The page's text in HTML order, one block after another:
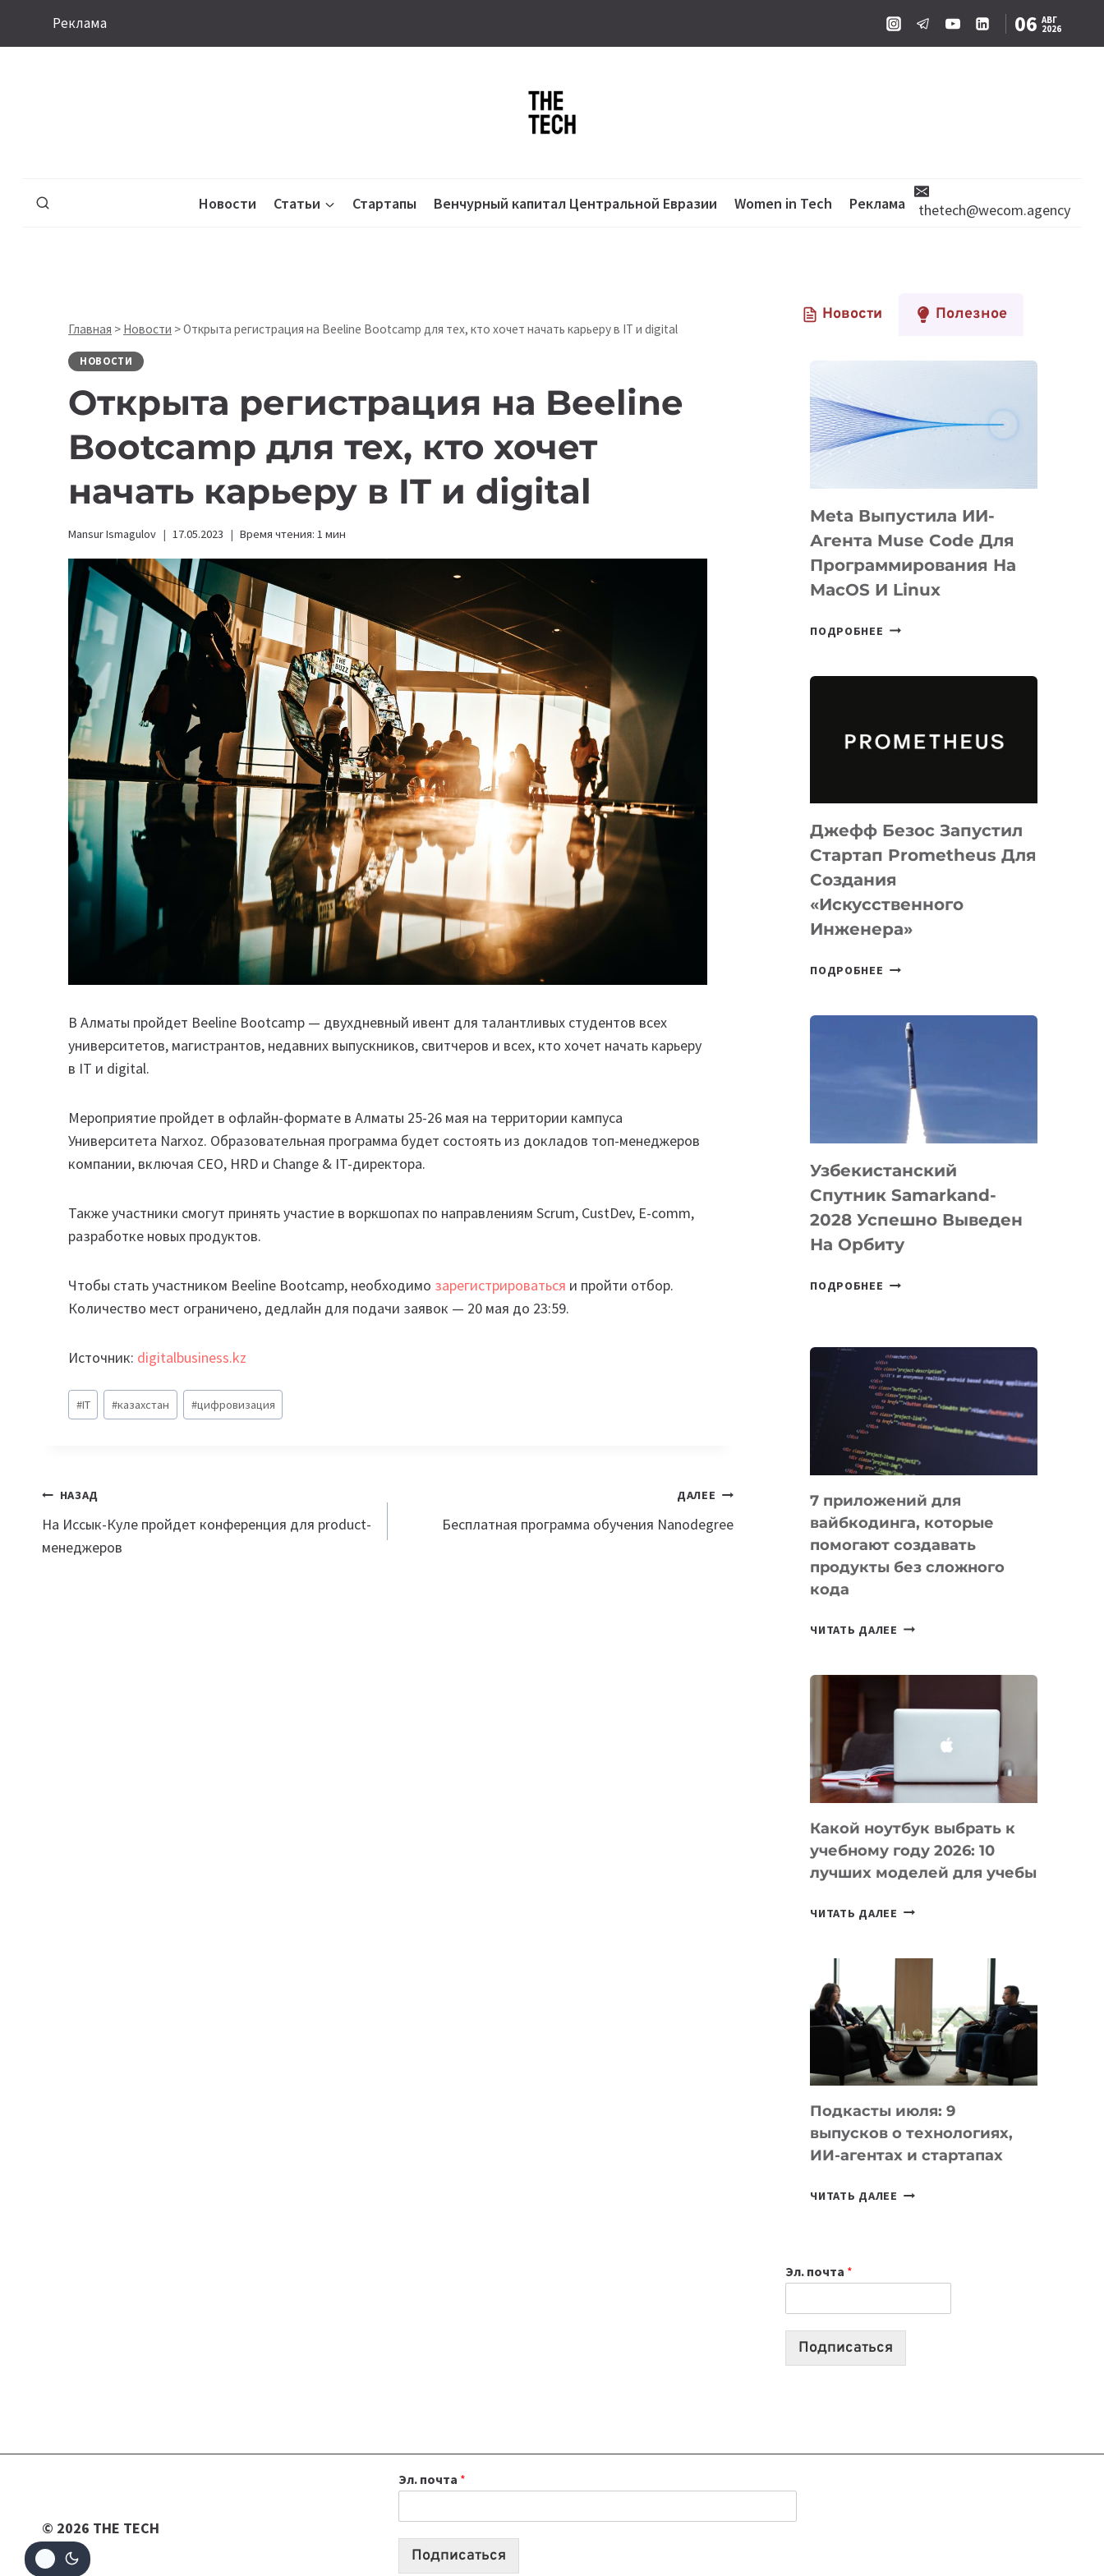
Реклама 06 АВГ
2026
Новости Статьи Стартапы Венчурный капитал Центральной Евразии Women in Tech Реклама thetech@wecom.agency
Главная > Новости >Открыта регистрация на Beeline Bootcamp для тех, кто хочет начать карьеру в IT и digital
НОВОСТИ
Открыта регистрация на Beeline
Bootcamp для тех, кто хочет
начать карьеру в IT и digital
Mansur Ismagulov 17.05.2023 Время чтения: 1 мин
В Алматы пройдет Beeline Bootcamp — двухдневный ивент для талантливых студентов всех
университетов, магистрантов, недавних выпускников, свитчеров и всех, кто хочет начать карьеру
в IT и digital.
Мероприятие пройдет в офлайн-формате в Алматы 25-26 мая на территории кампуса
Университета Narxoz. Образовательная программа будет состоять из докладов топ-менеджеров
компании, включая CEO, HRD и Change & IT-директора.
Также участники смогут принять участие в воркшопах по направлениям Scrum, CustDev, E-comm,
разработке новых продуктов.
Чтобы стать участником Beeline Bootcamp, необходимо зарегистрироваться и пройти отбор.
Количество мест ограничено, дедлайн для подачи заявок — 20 мая до 23:59.
Источник: digitalbusiness.kz
Метки
записи:
#IT #казахстан #цифровизация
Навигация
по
НАЗАД
На Иссык-Куле пройдет конференция для product-
менеджеров
ДАЛЕЕ
Бесплатная программа обучения Nanodegree
Новости Полезное
Meta Выпустила ИИ-
Агента Muse Code Для
Программирования На
MacOS И Linux
ПОДРОБНЕЕ META
ДЛЯ
И
LINUX
Джефф Безос Запустил
Стартап Prometheus Для
Создания
«искусственного
Инженера»
ПОДРОБНЕЕ ДЖЕФФ
СТАРТАП
PROMETHEUS
ДЛЯ
СОЗДАНИЯ
«ИСКУССТВЕННОГО
ИНЖЕНЕРА»
Узбекистанский
Спутник Samarkand-
2028 Успешно Выведен
На Орбиту
ПОДРОБНЕЕ УЗБЕКИСТАНСКИЙ
УСПЕШНО
ВЫВЕДЕН
НА
ОРБИТУ
7 приложений для
вайбкодинга, которые
помогают создавать
продукты без сложного
кода
ЧИТАТЬ ДАЛЕЕ 7
КОТОРЫЕ
СОЗДАВАТЬ
БЕЗ
КОДА
Какой ноутбук выбрать к
учебному году 2026: 10
лучших моделей для учебы
ЧИТАТЬ ДАЛЕЕ КАКОЙ
2026:
10
ЛУЧШИХ
ДЛЯ
УЧЕБЫ
Подкасты июля: 9
выпусков о технологиях,
ИИ-агентах и стартапах
ЧИТАТЬ ДАЛЕЕ ПОДКАСТЫ
ИИ-
АГЕНТАХ
Эл. почта *
Подписаться
© 2026 THE TECH
Эл. почта *
Подписаться